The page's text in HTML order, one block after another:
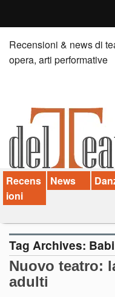
Home
Recensioni
News
Palazzi consiglia
Video
Chi siamo
Contatti
dT in English
Recensioni & news di
opera, arti performative
Recens
ioni
News
Tag Archives:
Nuovo teatro:
adulti